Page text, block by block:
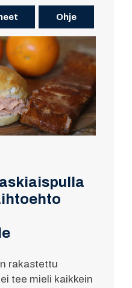
Ohje
rakastettu
tee mieli kaikkein